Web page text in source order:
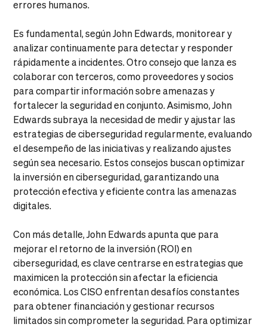
errores humanos.
Es fundamental, según John Edwards, monitorear y
analizar continuamente para detectar y responder
rápidamente a incidentes. Otro consejo que lanza es
colaborar con terceros, como proveedores y socios
para compartir información sobre amenazas y
fortalecer la seguridad en conjunto. Asimismo, John
Edwards subraya la necesidad de medir y ajustar las
estrategias de ciberseguridad regularmente, evaluando
el desempeño de las iniciativas y realizando ajustes
según sea necesario. Estos consejos buscan optimizar
la inversión en ciberseguridad, garantizando una
protección efectiva y eficiente contra las amenazas
digitales.
Con más detalle, John Edwards apunta que para
mejorar el retorno de la inversión (ROI) en
ciberseguridad, es clave centrarse en estrategias que
maximicen la protección sin afectar la eficiencia
económica. Los CISO enfrentan desafíos constantes
para obtener financiación y gestionar recursos
limitados sin comprometer la seguridad. Para optimizar